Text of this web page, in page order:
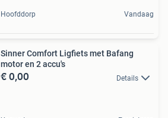
Hoofddorp Vandaag
Sinner Comfort Ligfiets met Bafang
motor en 2 accu's
€ 0,00 Details